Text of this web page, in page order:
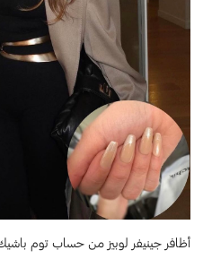
أظافر جينيفر لوبيز من حساب توم